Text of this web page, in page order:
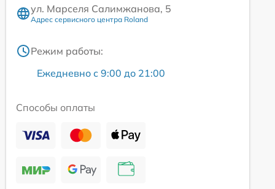
ул. Марселя Салимжанова, 5
Адрес сервисного центра Roland
Режим работы:
Ежедневно с 9:00 до 21:00
Способы оплаты